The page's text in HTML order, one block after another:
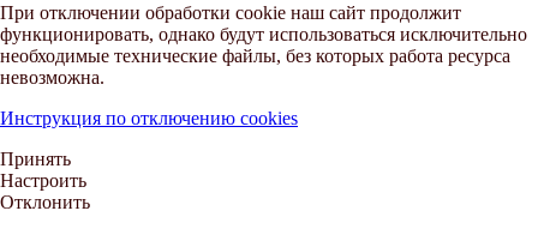
При отключении обработки cookie наш сайт продолжит
функционировать, однако будут использоваться исключительно
необходимые технические файлы, без которых работа ресурса
невозможна.
Инструкция по отключению cookies
Принять
Настроить
Отклонить